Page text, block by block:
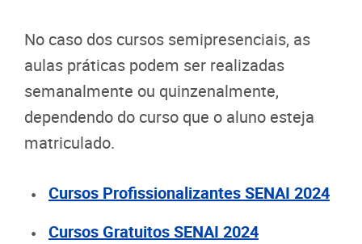
No caso dos cursos semipresenciais, as
aulas práticas podem ser realizadas
semanalmente ou quinzenalmente,
dependendo do curso que o aluno esteja
matriculado.
Cursos Profissionalizantes SENAI 2024
Cursos Gratuitos SENAI 2024